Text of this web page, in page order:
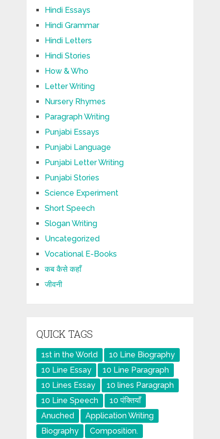
Hindi Essays
Hindi Grammar
Hindi Letters
Hindi Stories
How & Who
Letter Writing
Nursery Rhymes
Paragraph Writing
Punjabi Essays
Punjabi Language
Punjabi Letter Writing
Punjabi Stories
Science Experiment
Short Speech
Slogan Writing
Uncategorized
Vocational E-Books
कब कैसे कहाँ
जीवनी
QUICK TAGS
1st in the World
10 Line Biography
10 Line Essay
10 Line Paragraph
10 Lines Essay
10 lines Paragraph
10 Line Speech
10 पंक्तियाँ
Anuched
Application Writing
Biography
Composition.